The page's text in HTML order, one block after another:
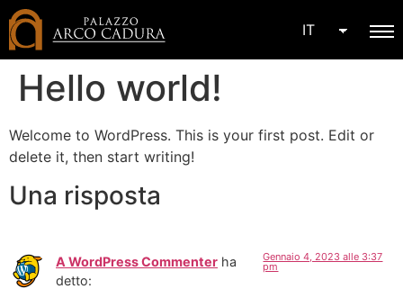
IT
Hello world!
Welcome to WordPress. This is your first post. Edit or
delete it, then start writing!
Una risposta
A WordPress Commenter ha
detto:
Gennaio 4, 2023 alle 3:37
pm